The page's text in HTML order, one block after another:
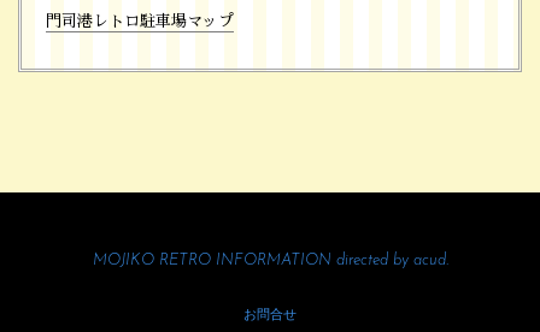
門司港レトロ駐車場マップ
MOJIKO RETRO INFORMATION directed by acud.
お問合せ